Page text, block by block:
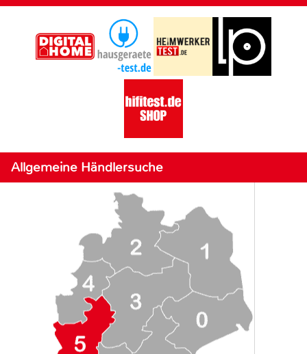
Allgemeine Händlersuche